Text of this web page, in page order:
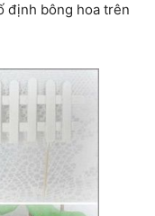
định bông hoa trên